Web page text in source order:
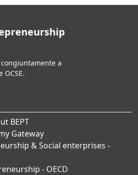
a
OCSE.
BEPT
Gateway
& Social enterprises -
- OECD